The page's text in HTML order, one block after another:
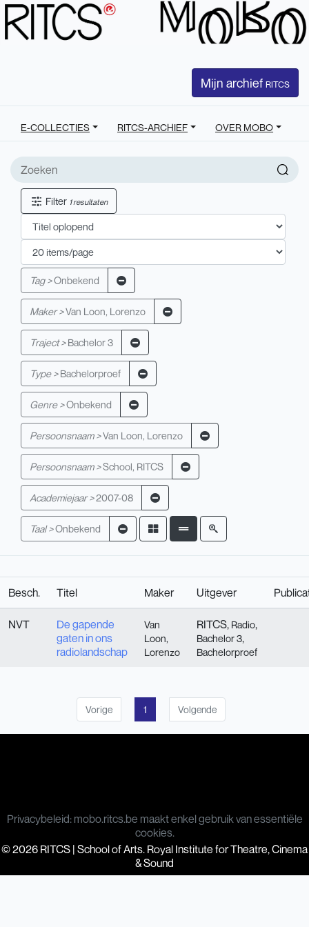
Mijn archief RITCS
E-COLLECTIES RITCS-ARCHIEF OVER MOBO
Filter 1 resultaten
Tag >Onbekend
Maker >Van Loon, Lorenzo
Traject > Bachelor 3
Type > Bachelorproef
Genre >Onbekend
Persoonsnaam >Van Loon, Lorenzo
Persoonsnaam >School, RITCS
Academiejaar >2007-08
Taal >Onbekend
Besch. Titel Maker Uitgever
NVT
De gapende
gaten in ons
radiolandschap
Van
Loon,
Lorenzo
RITCS, Radio,
Bachelor 3,
Bachelorproef
Vorige 1 Volgende
Privacybeleid: mobo.ritcs.be maakt enkel gebruik van essentiële
cookies.
© 2026 RITCS | School of Arts. Royal Institute for Theatre, Cinema
& Sound